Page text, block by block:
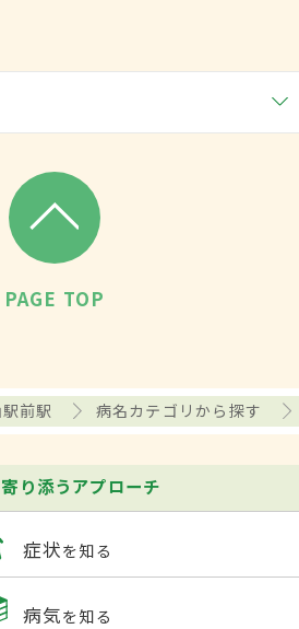
PAGE TOP
前駅 病名カテゴリから探す
り添うアプローチ
症状を知る
病気を知る